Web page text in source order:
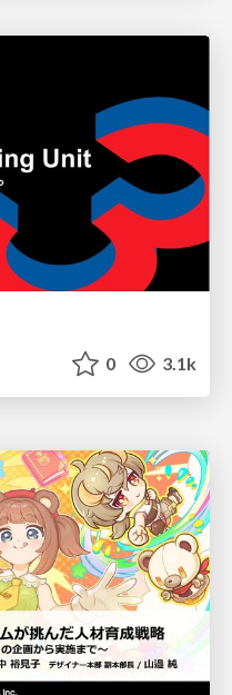
0 3.1k